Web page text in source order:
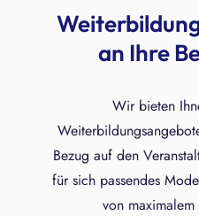
an Ihre
Wir bieten
Bezug auf den
für sich passendes
von maximalem